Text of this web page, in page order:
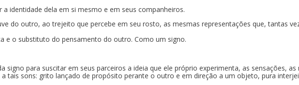
identidade dela em si mesmo e em seus companheiros.
do outro, ao trejeito que percebe em seu rosto, as mesmas representações que, tantas
e o substituto do pensamento do outro. Como um signo.
signo para suscitar em seus parceiros a ideia que ele próprio experimenta, as sensações, as
tais sons: grito lançado de propósito perante o outro e em direção a um objeto, pura